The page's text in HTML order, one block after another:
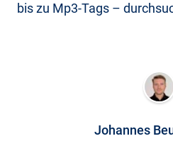
bis zu Mp3-Tags –
Johannes